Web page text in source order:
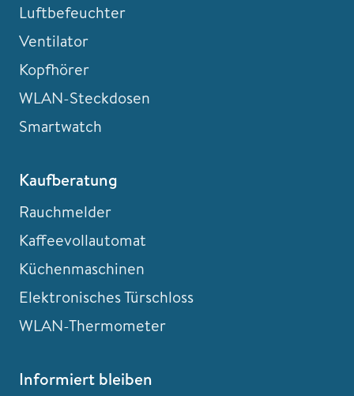
Luftbefeuchter
Ventilator
Kopfhörer
WLAN-Steckdosen
Smartwatch
Kaufberatung
Rauchmelder
Kaffeevollautomat
Küchenmaschinen
Elektronisches Türschloss
WLAN-Thermometer
Informiert bleiben